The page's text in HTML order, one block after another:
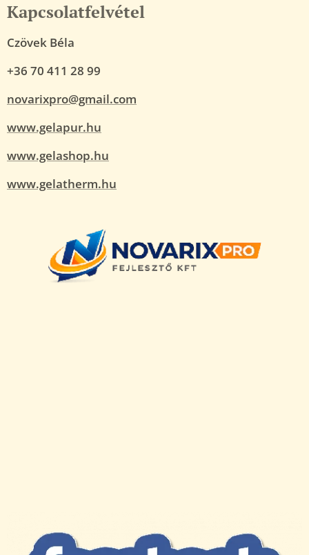
Kapcsolatfelvétel
Czövek Béla
+36 70 411 28 99
novarixpro@gmail.com
www.gelapur.hu
www.gelashop.hu
www.gelatherm.hu